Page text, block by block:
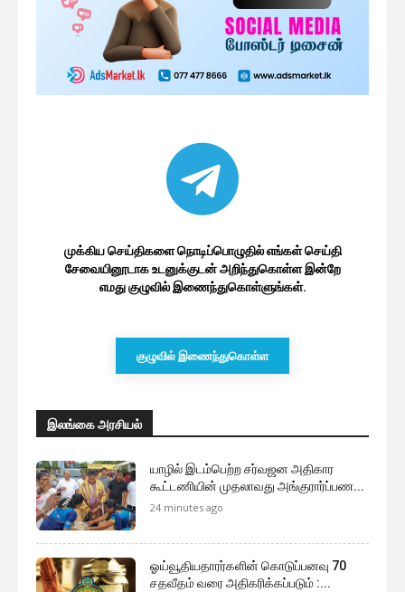
முக்கிய செய்திகளை நொடிப்பொழுதில் எங்கள் செய்தி
சேவையினூடாக உடனுக்குடன் அறிந்துகொள்ள இன்றே
எமது குழுவில் இணைந்துகொள்ளுங்கள்.
குழுவில் இணைந்துகொள்ள
இலங்கை அரசியல்
யாழில் இடம்பெற்ற சர்வஜன அதிகார
கூட்டணியின் முதலாவது அங்குரார்ப்பண...
24 minutes ago
ஓய்வூதியதாரர்களின் கொடுப்பனவு 70
சதவீதம் வரை அதிகரிக்கப்படும் :...